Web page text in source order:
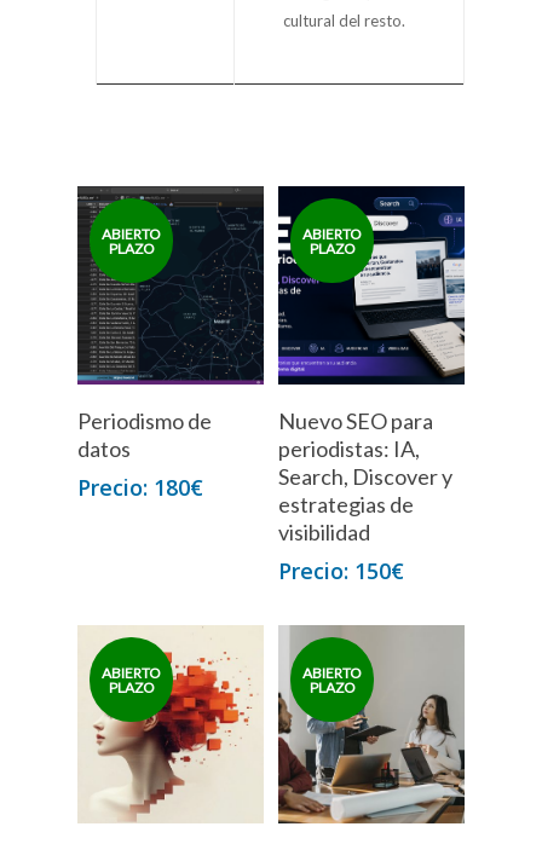
cultural del resto.
Periodismo de
datos
180€
Nuevo SEO para
periodistas: IA,
Search, Discover y
estrategias de
visibilidad
150€